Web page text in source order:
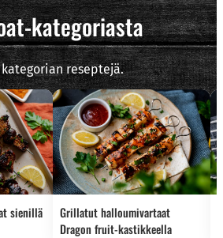
kategoriasta
reseptejä.
sienillä
Grillatut halloumivartaat
Dragon fruit-kastikkeella